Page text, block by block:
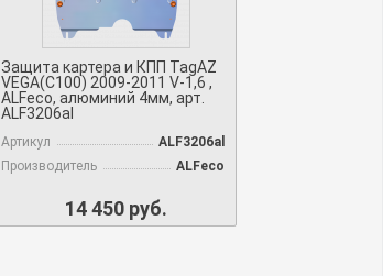
Защита картера и КПП TagAZ
VEGA(C100) 2009-2011 V-1,6 ,
ALFeco, алюминий 4мм, арт.
ALF3206al
Артикул
ALF3206al
Производитель
ALFeco
14 450 руб.